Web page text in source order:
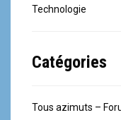
Technologie
Catégories
Tous azimuts –